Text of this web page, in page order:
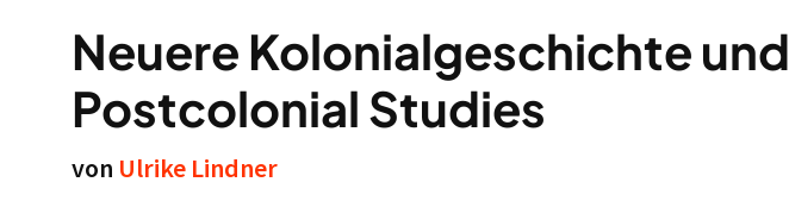
Neuere Kolonialgeschichte und
Postcolonial Studies
von Ulrike Lindner